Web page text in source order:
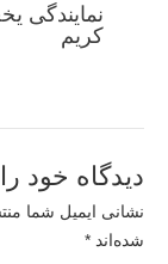
نمایندگی
کریم
دیدگاه‌ خود
نشانی ایمیل شما
شده‌اند *